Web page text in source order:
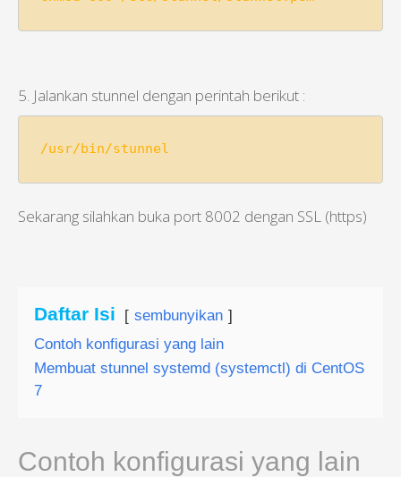
5. Jalankan stunnel dengan perintah berikut :
/usr/bin/stunnel
Sekarang silahkan buka port 8002 dengan SSL (https)
Daftar Isi
sembunyikan
Contoh konfigurasi yang lain
Membuat stunnel systemd (systemctl) di CentOS
7
Contoh konfigurasi yang lain